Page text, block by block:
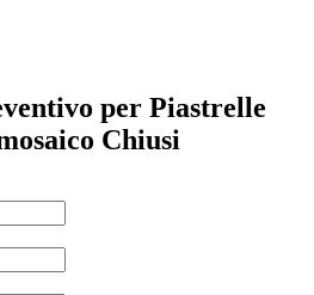
per Piastrelle
Chiusi